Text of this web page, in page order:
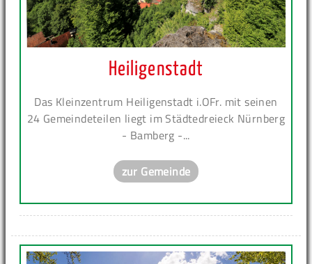
Heiligenstadt
Das Kleinzentrum Heiligenstadt i.OFr. mit seinen
24 Gemeindeteilen liegt im Städtedreieck Nürnberg
- Bamberg -...
zur Gemeinde